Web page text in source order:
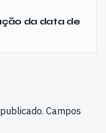
da data de
Campos